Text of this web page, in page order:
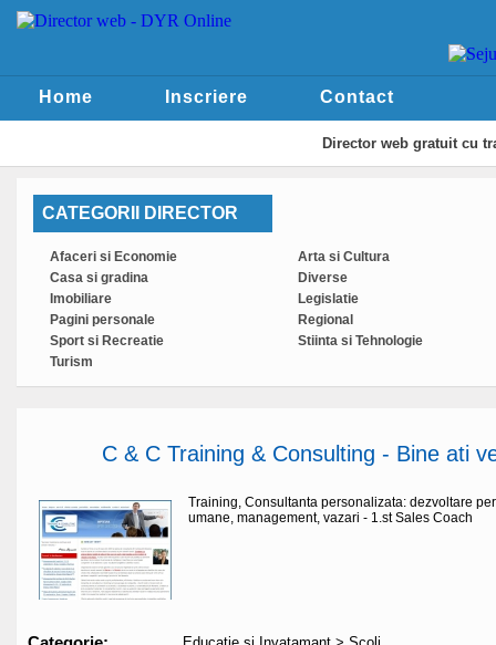
Home Inscriere Contact
Director webgratuit cu
CATEGORII DIRECTOR
Afaceri si Economie
Arta si Cultura
Casa si gradina
Diverse
Imobiliare
Legislatie
Pagini personale
Regional
Sport si Recreatie
Stiinta si Tehnologie
Turism
C & C Training & Consulting - Bine ati
Training, Consultanta personalizata: dezvoltare
umane, management, vazari - 1.st Sales Coach